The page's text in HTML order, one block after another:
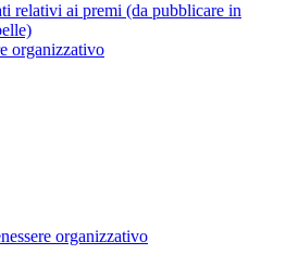
relativi ai premi (da pubblicare in
organizzativo
organizzativo